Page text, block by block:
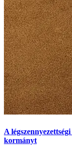
A
kormányt